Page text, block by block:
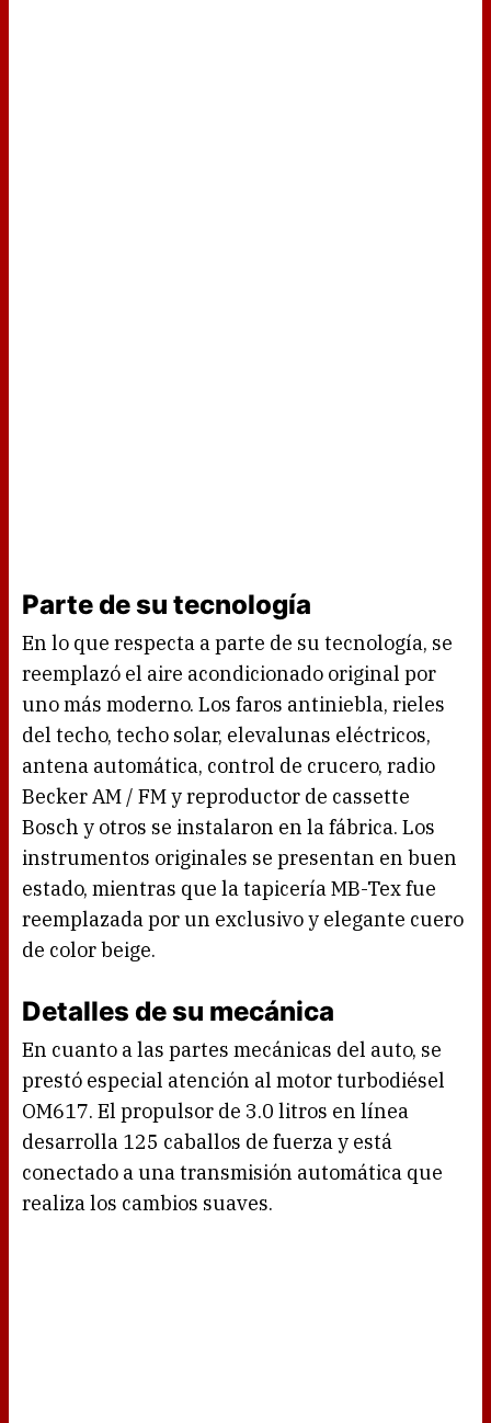
Parte de su tecnología
En lo que respecta a parte de su tecnología, se
reemplazó el aire acondicionado original por
uno más moderno. Los faros antiniebla, rieles
del techo, techo solar, elevalunas eléctricos,
antena automática, control de crucero, radio
Becker AM / FM y reproductor de cassette
Bosch y otros se instalaron en la fábrica. Los
instrumentos originales se presentan en buen
estado, mientras que la tapicería MB-Tex fue
reemplazada por un exclusivo y elegante cuero
de color beige.
Detalles de su mecánica
En cuanto a las partes mecánicas del auto, se
prestó especial atención al motor turbodiésel
OM617. El propulsor de 3.0 litros en línea
desarrolla 125 caballos de fuerza y está
conectado a una transmisión automática que
realiza los cambios suaves.